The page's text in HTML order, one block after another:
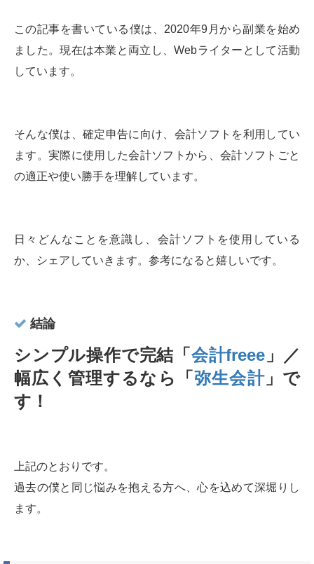
この記事を書いている僕は、2020年9月から副業を始め
ました。現在は本業と両立し、Webライターとして活動
しています。
そんな僕は、確定申告に向け、会計ソフトを利用してい
ます。実際に使用した会計ソフトから、会計ソフトごと
の適正や使い勝手を理解しています。
日々どんなことを意識し、会計ソフトを使用している
か、シェアしていきます。参考になると嬉しいです。
結論
シンプル操作で完結「 会計freee 」／
幅広く管理するなら「 弥生会計」で
す！
上記のとおりです。
過去の僕と同じ悩みを抱える方へ、心を込めて深堀りし
ます。